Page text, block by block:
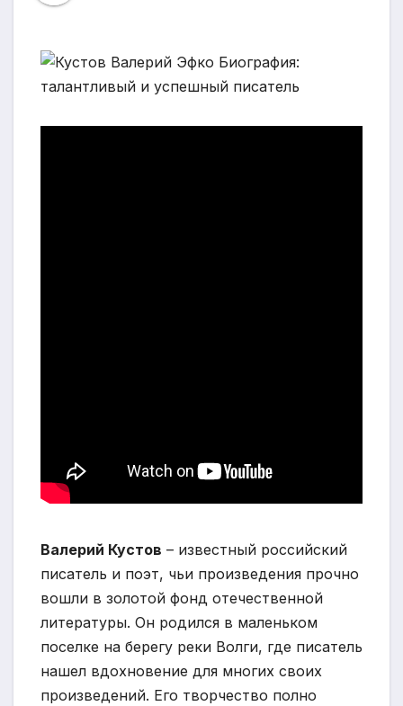
Валерий Кустов – известный российский
писатель и поэт, чьи произведения прочно
вошли в золотой фонд отечественной
литературы. Он родился в маленьком
поселке на берегу реки Волги, где писатель
нашел вдохновение для многих своих
произведений. Его творчество полно